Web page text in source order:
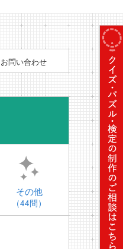
お問い合わせ
時事問
その他
（44問）